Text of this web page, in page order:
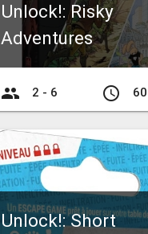
Unlock!: Risky
Adventures
group 2 - 6 access_time 60
Unlock!: Short